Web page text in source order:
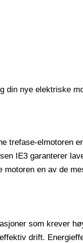
din nye elektriske
trefase-elmotoren
IE3 garanterer
en av de
som krever
drift.